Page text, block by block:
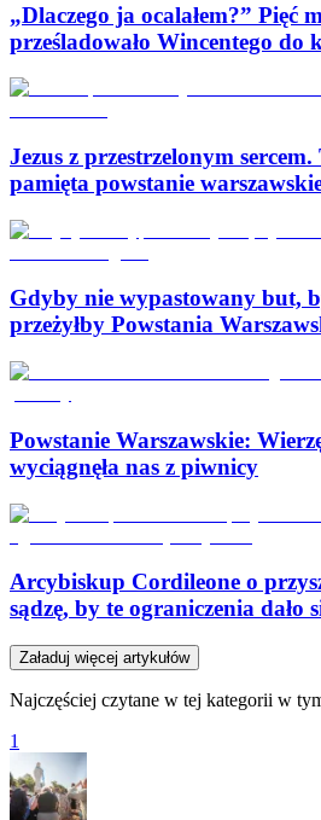
„Dlaczego ja ocalałem?” Pięć
prześladowało Wincentego do
Jezus z przestrzelonym
pamięta powstanie
Gdyby nie wypastowany but,
przeżyłby Powstania
Powstanie Warszawskie:
wyciągnęła nas z piwnicy
Arcybiskup Cordileone o
sądzę, by te ograniczenia dało
Załaduj więcej artykułów
Najczęściej czytane w tej kategorii w
1